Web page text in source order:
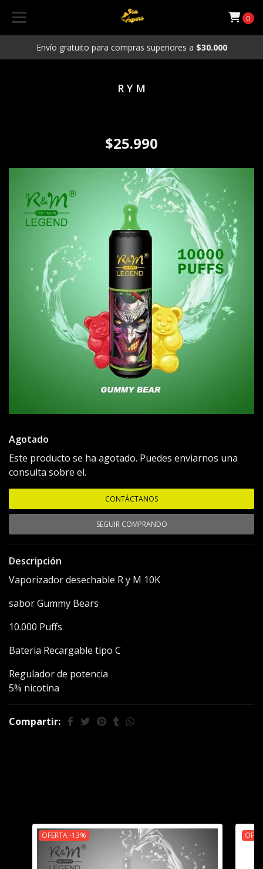
Envío gratuito para compras superiores a $30.000
0
R Y M
$25.990
Agotado
Este producto se ha agotado. Puedes enviarnos una
consulta sobre el.
CONTÁCTANOS
SEGUIR COMPRANDO
Descripción
Vaporizador desechable R y M 10K
sabor Gummy Bears
10.000 Puffs
Bateria Recargable tipo C
Regulador de potencia
5% nicotina
Compartir:
OFERTA -13%